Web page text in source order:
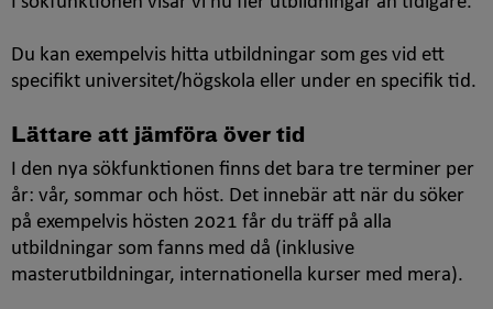
Du kan exempelvis hitta utbildningar som ges vid ett
specifikt universitet/högskola eller under en specifik tid.
Lättare att jämföra över tid
I den nya sökfunktionen finns det bara tre terminer per
år: vår, sommar och höst. Det innebär att när du söker
på exempelvis hösten 2021 får du träff på alla
utbildningar som fanns med då (inklusive
masterutbildningar, internationella kurser med mera).